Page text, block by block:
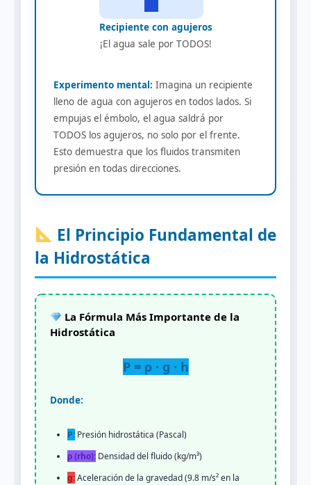
Recipiente con agujeros
¡El agua sale por TODOS!
Experimento mental: Imagina un recipiente
lleno de agua con agujeros en todos lados. Si
empujas el émbolo, el agua saldrá por
TODOS los agujeros, no solo por el frente.
Esto demuestra que los fluidos transmiten
presión en todas direcciones.
El Principio Fundamental de
la Hidrostática
La Fórmula Más Importante de la
Hidrostática
P = ρ · g · h
Donde:
P: Presión hidrostática (Pascal)
ρ (rho): Densidad del fluido (kg/m³)
g:Aceleración de la gravedad (9.8 m/s² en la